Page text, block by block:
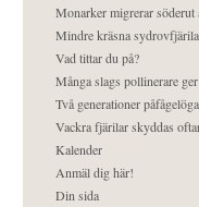
Monarker migrerar söderut
Mindre kräsna
Vad tittar du på?
Många slags pollinerare
Två generationer
Vackra fjärilar skyddas
Kalender
Anmäl dig här!
Din sida